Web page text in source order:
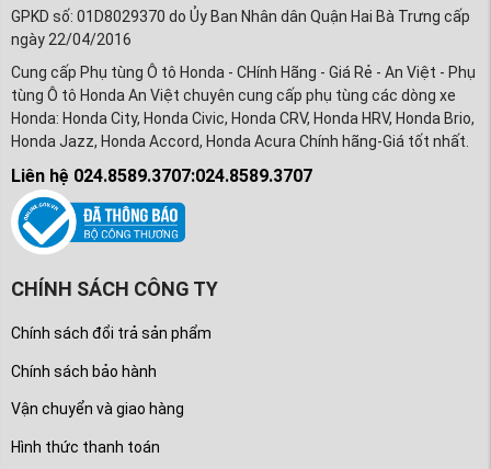
GPKD số: 01D8029370 do Ủy Ban Nhân dân Quận Hai Bà Trưng cấp
ngày 22/04/2016
Cung cấp Phụ tùng Ô tô Honda - CHính Hãng - Giá Rẻ - An Việt - Phụ
tùng Ô tô Honda An Việt chuyên cung cấp phụ tùng các dòng xe
Honda: Honda City, Honda Civic, Honda CRV, Honda HRV, Honda Brio,
Honda Jazz, Honda Accord, Honda Acura Chính hãng-Giá tốt nhất.
Liên hệ 024.8589.3707:024.8589.3707
CHÍNH SÁCH CÔNG TY
Chính sách đổi trả sản phẩm
Chính sách bảo hành
Vận chuyển và giao hàng
Hình thức thanh toán